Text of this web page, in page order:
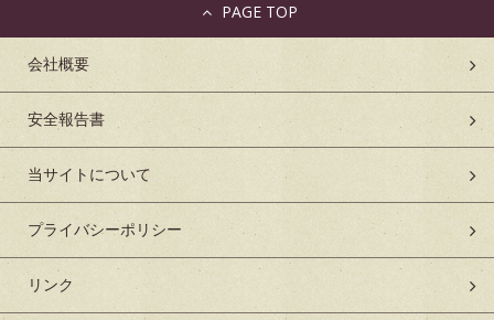
会社概要
安全報告書
当サイトについて
プライバシーポリシー
リンク
PAGE TOP